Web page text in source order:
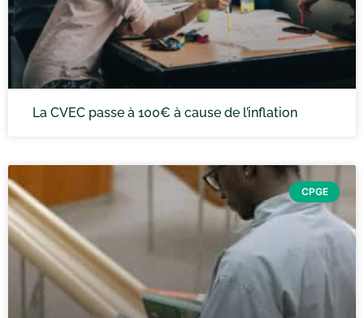
La CVEC passe à 100€ à cause de l’inflation
CPGE